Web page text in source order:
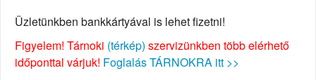
Üzletünkben bankkártyával is lehet fizetni!
Figyelem! Tárnoki (térkép) szervizünkben több elérhető
időponttal várjuk! Foglalás TÁRNOKRA itt >>